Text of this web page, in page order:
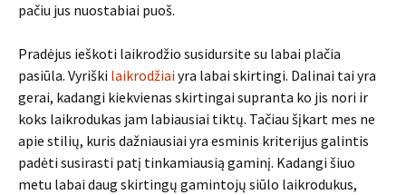
pačiu jus nuostabiai puoš.
Pradėjus ieškoti laikrodžio susidursite su labai plačia
pasiūla. Vyriški laikrodžiaiyra labai skirtingi. Dalinai tai yra
gerai, kadangi kiekvienas skirtingai supranta ko jis nori ir
koks laikrodukas jam labiausiai tiktų. Tačiau šįkart mes ne
apie stilių, kuris dažniausiai yra esminis kriterijus galintis
padėti susirasti patį tinkamiausią gaminį. Kadangi šiuo
metu labai daug skirtingų gamintojų siūlo laikrodukus,